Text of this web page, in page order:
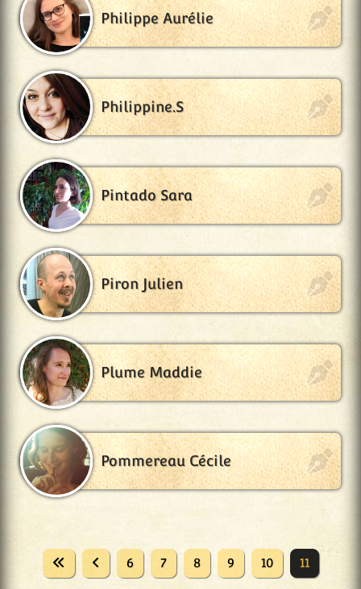
Philippe Aurélie
Philippine.S
Pintado Sara
Piron Julien
Plume Maddie
Pommereau Cécile
6 7 8 9 10 11